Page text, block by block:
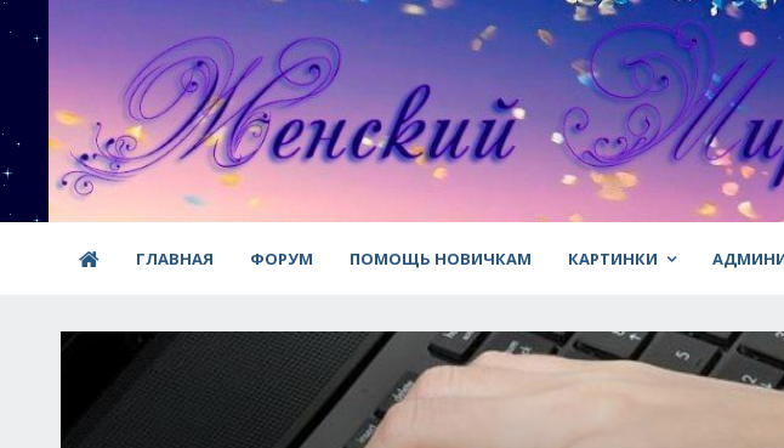
ГЛАВНАЯ ФОРУМ ПОМОЩЬ НОВИЧКАМ КАРТИНКИ